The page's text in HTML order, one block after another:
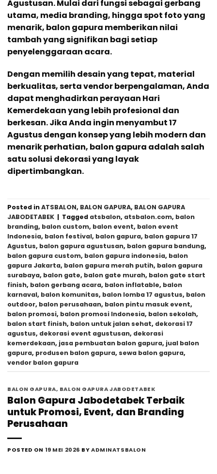
Agustusan. Mulai dari fungsi sebagai gerbang
utama, media branding, hingga spot foto yang
menarik, balon gapura memberikan nilai
tambah yang signifikan bagi setiap
penyelenggaraan acara.
Dengan memilih desain yang tepat, material
berkualitas, serta vendor berpengalaman, Anda
dapat menghadirkan perayaan Hari
Kemerdekaan yang lebih profesional dan
berkesan. Jika Anda ingin menyambut 17
Agustus dengan konsep yang lebih modern dan
menarik perhatian, balon gapura adalah salah
satu solusi dekorasi yang layak
dipertimbangkan.
Posted inATSBALON, BALON GAPURA, BALON GAPURA
JABODETABEK | Tagged atsbalon, atsbalon.com, balon
branding, balon custom, balon event, balon event
Indonesia, balon festival, balon gapura, balon gapura 17
Agustus, balon gapura agustusan, balon gapura bandung,
balon gapura custom, balon gapura indonesia, balon
gapura Jakarta, balon gapura merah putih, balon gapura
surabaya, balon gate, balon gate murah, balon gate start
finish, balon gerbang acara, balon inflatable, balon
karnaval, balon komunitas, balon lomba 17 agustus, balon
outdoor, balon perusahaan, balon pintu masuk event,
balon promosi, balon promosi Indonesia, balon sekolah,
balon start finish, balon untuk jalan sehat, dekorasi 17
agustus, dekorasi event agustusan, dekorasi
kemerdekaan, jasa pembuatan balon gapura, jual balon
gapura, produsen balon gapura, sewa balon gapura,
vendor balon gapura
BALON GAPURA, BALON GAPURA JABODETABEK
Balon Gapura Jabodetabek Terbaik
untuk Promosi, Event, dan Branding
Perusahaan
POSTED ON 19 MEI 2026 BYADMINATSBALON